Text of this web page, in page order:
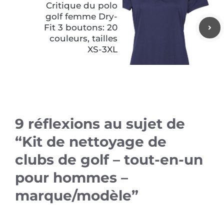
Critique du polo
golf femme Dry-
Fit 3 boutons: 20
couleurs, tailles
XS-3XL
9 réflexions au sujet de
“Kit de nettoyage de
clubs de golf – tout-en-un
pour hommes –
marque/modèle”